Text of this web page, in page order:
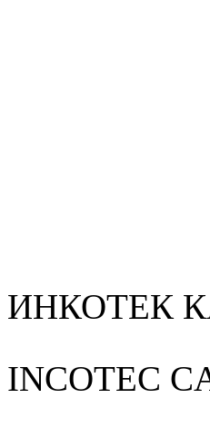
ИНКОТЕК
INCOTEC